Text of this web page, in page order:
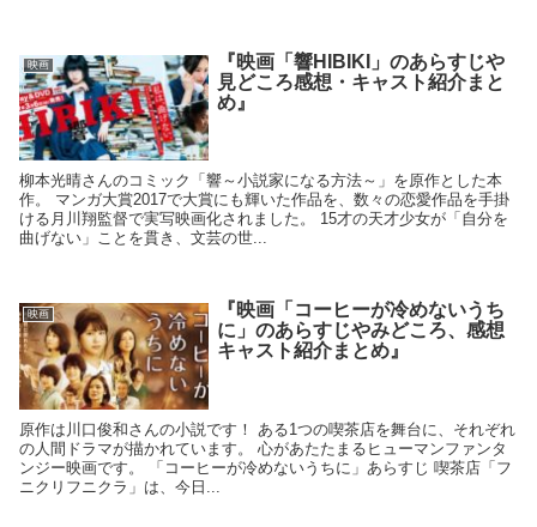
映画
『映画「響HIBIKI」のあらすじや
見どころ感想・キャスト紹介まと
め』
柳本光晴さんのコミック「響～小説家になる方法～」を原作とした本
作。 マンガ大賞2017で大賞にも輝いた作品を、数々の恋愛作品を手掛
ける月川翔監督で実写映画化されました。 15才の天才少女が「自分を
曲げない」ことを貫き、文芸の世...
映画
『映画「コーヒーが冷めないうち
に」のあらすじやみどころ、感想
キャスト紹介まとめ』
原作は川口俊和さんの小説です！ ある1つの喫茶店を舞台に、それぞれ
の人間ドラマが描かれています。 心があたたまるヒューマンファンタ
ンジー映画です。 「コーヒーが冷めないうちに」あらすじ 喫茶店「フ
ニクリフニクラ」は、今日...